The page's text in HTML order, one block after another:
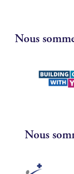
Nous
Nous